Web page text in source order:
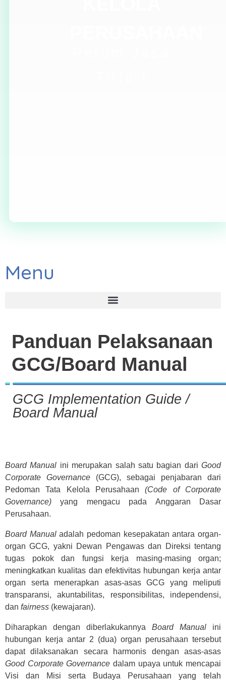
Menu
Panduan Pelaksanaan
GCG/Board Manual
GCG Implementation Guide /
Board Manual
Board Manual ini merupakan salah satu bagian dari Good
Corporate Governance (GCG), sebagai penjabaran dari
Pedoman Tata Kelola Perusahaan(Code of Corporate
Governance)yang mengacu pada Anggaran Dasar
Perusahaan.
Board Manualadalah pedoman kesepakatan antara organ-
organ GCG, yakni Dewan Pengawas dan Direksi tentang
tugas pokok dan fungsi kerja masing-masing organ;
meningkatkan kualitas dan efektivitas hubungan kerja antar
organ serta menerapkan asas-asas GCG yang meliputi
transparansi, akuntabilitas, responsibilitas, independensi,
dan fairness (kewajaran).
Diharapkan dengan diberlakukannya Board Manual ini
hubungan kerja antar 2 (dua) organ perusahaan tersebut
dapat dilaksanakan secara harmonis dengan asas-asas
Good Corporate Governance dalam upaya untuk mencapai
Visi dan Misi serta Budaya Perusahaan yang telah